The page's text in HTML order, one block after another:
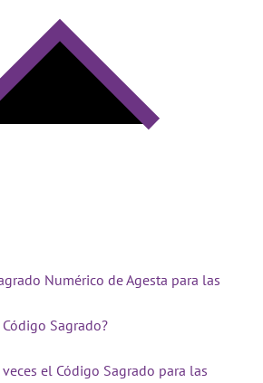
Numérico de Agesta para las
Sagrado?
el Código Sagrado para las